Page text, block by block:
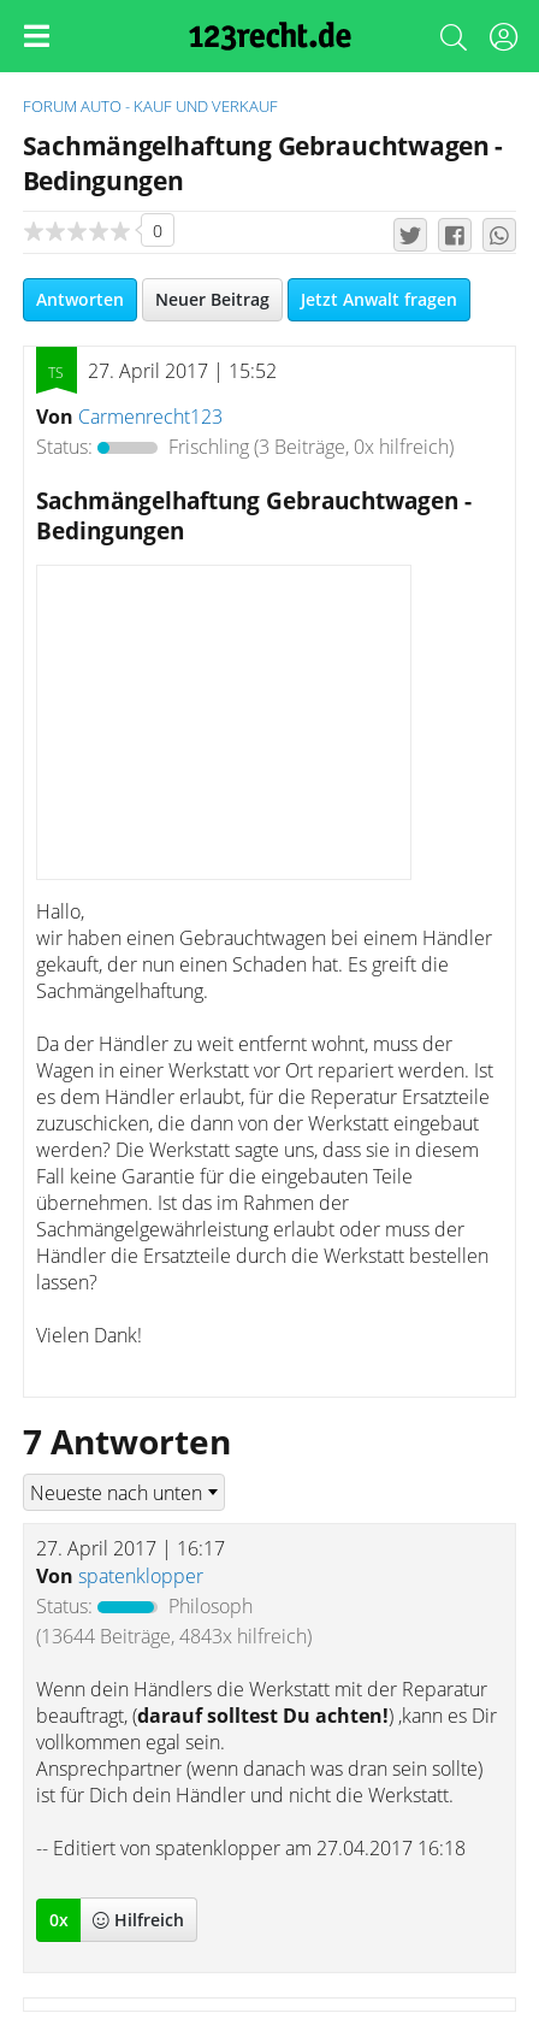
FORUM AUTO - KAUF UND VERKAUF
Sachmängelhaftung Gebrauchtwagen -
Bedingungen
0
Antworten Neuer Beitrag Jetzt Anwalt fragen
27. April 2017 | 15:52
Von Carmenrecht123
Status:
Frischling(3 Beiträge, 0x hilfreich)
Sachmängelhaftung Gebrauchtwagen -
Bedingungen
Hallo,
wir haben einen Gebrauchtwagen bei einem Händler
gekauft, der nun einen Schaden hat. Es greift die
Sachmängelhaftung.
Da der Händler zu weit entfernt wohnt, muss der
Wagen in einer Werkstatt vor Ort repariert werden. Ist
es dem Händler erlaubt, für die Reperatur Ersatzteile
zuzuschicken, die dann von der Werkstatt eingebaut
werden? Die Werkstatt sagte uns, dass sie in diesem
Fall keine Garantie für die eingebauten Teile
übernehmen. Ist das im Rahmen der
Sachmängelgewährleistung erlaubt oder muss der
Händler die Ersatzteile durch die Werkstatt bestellen
lassen?
Vielen Dank!
7 Antworten
27. April 2017 | 16:17
Von spatenklopper
Status:
Philosoph
(13644 Beiträge, 4843x hilfreich)
Wenn dein Händlers die Werkstatt mit der Reparatur
beauftragt, (darauf solltest Du achten!) ,kann es Dir
vollkommen egal sein.
Ansprechpartner (wenn danach was dran sein sollte)
ist für Dich dein Händler und nicht die Werkstatt.
-- Editiert von spatenklopper am 27.04.2017 16:18
0x Hilfreich